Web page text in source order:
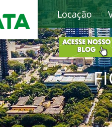
Locação